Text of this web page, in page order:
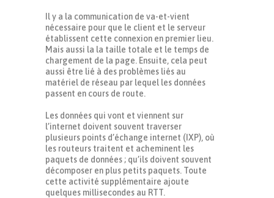
Il y a la communication de va-et-vient
nécessaire pour que le client et le serveur
établissent cette connexion en premier lieu.
Mais aussi la la taille totale et le temps de
chargement de la page. Ensuite, cela peut
aussi être lié à des problèmes liés au
matériel de réseau par lequel les données
passent en cours de route.
Les données qui vont et viennent sur
l’internet doivent souvent traverser
plusieurs points d’échange internet (IXP), où
les routeurs traitent et acheminent les
paquets de données ; qu’ils doivent souvent
décomposer en plus petits paquets. Toute
cette activité supplémentaire ajoute
quelques millisecondes au RTT.